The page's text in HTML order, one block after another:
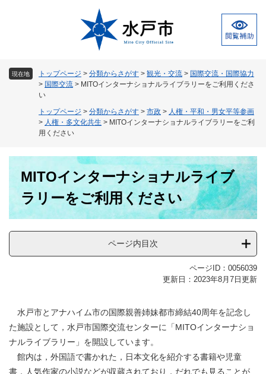
現在地 トップページ > 分類からさがす > 観光・交流 > 国際交流・国際協力
> 国際交流 > MITOインターナショナルライブラリーをご利用くださ
い
トップページ > 分類からさがす > 市政 > 人権・平和・男女平等参画
> 人権・多文化共生 > MITOインターナショナルライブラリーをご利
用ください
MITOインターナショナルライブ
ラリーをご利用ください
ページ内目次
ページID：0056039
更新日：2023年8月7日更新
水戸市とアナハイム市の国際親善姉妹都市締結40周年を記念し
た施設として，水戸市国際交流センターに「MITOインターナショ
ナルライブラリー」を開設しています。
館内は，外国語で書かれた，日本文化を紹介する書籍や児童
書，人気作家の小説などが収蔵されており，だれでも見ることが